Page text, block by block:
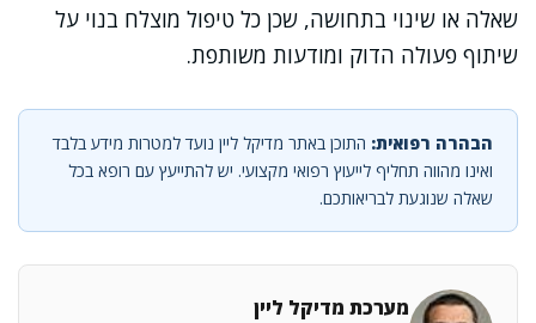
שאלה או שינוי בתחושה, שכן כל טיפול מוצלח בנוי על
שיתוף פעולה הדוק ומודעות משותפת.
הבהרה רפואית: התוכן באתר מדיקל ליין נועד למטרות מידע בלבד
ואינו מהווה תחליף לייעוץ רפואי מקצועי. יש להתייעץ עם רופא בכל
שאלה שנוגעת לבריאותכם.
מערכת מדיקל ליין